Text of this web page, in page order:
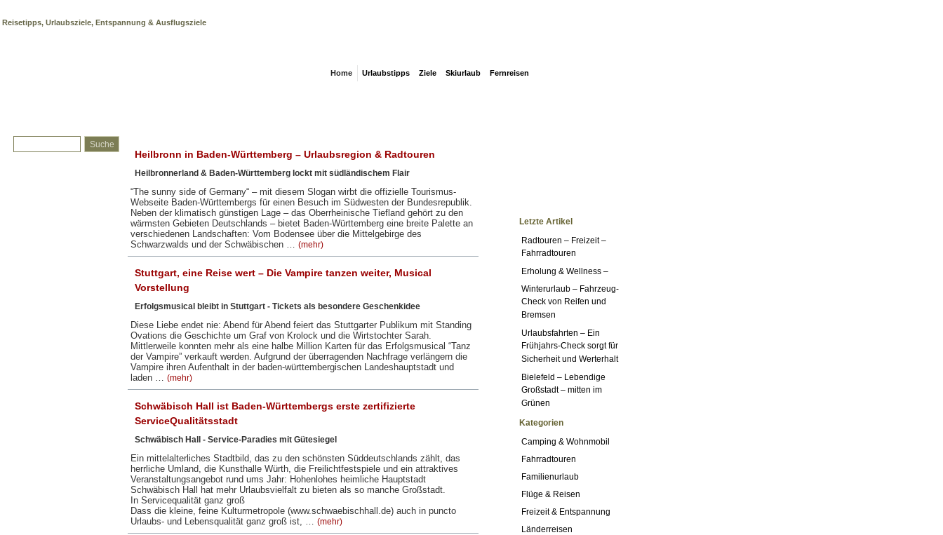
Reisetipps, Urlaubsziele, Entspannung & Ausflugsziele
Home Urlaubstipps Ziele Skiurlaub Fernreisen
Letzte Artikel
Radtouren – Freizeit –
Fahrradtouren
Erholung & Wellness –
Winterurlaub – Fahrzeug-
Check von Reifen und
Bremsen
Urlaubsfahrten – Ein
Frühjahrs-Check sorgt für
Sicherheit und Werterhalt
Bielefeld – Lebendige
Großstadt – mitten im
Grünen
Kategorien
Camping & Wohnmobil
Fahrradtouren
Familienurlaub
Flüge & Reisen
Freizeit & Entspannung
Länderreisen
Heilbronn in Baden-Württemberg – Urlaubsregion & Radtouren
Heilbronnerland & Baden-Württemberg lockt mit südländischem Flair
“The sunny side of Germany“ – mit diesem Slogan wirbt die offizielle Tourismus-
Webseite Baden-Württembergs für einen Besuch im Südwesten der Bundesrepublik.
Neben der klimatisch günstigen Lage – das Oberrheinische Tiefland gehört zu den
wärmsten Gebieten Deutschlands – bietet Baden-Württemberg eine breite Palette an
verschiedenen Landschaften: Vom Bodensee über die Mittelgebirge des
Schwarzwalds und der Schwäbischen … (mehr)
Stuttgart, eine Reise wert – Die Vampire tanzen weiter, Musical
Vorstellung
Erfolgsmusical bleibt in Stuttgart - Tickets als besondere Geschenkidee
Diese Liebe endet nie: Abend für Abend feiert das Stuttgarter Publikum mit Standing
Ovations die Geschichte um Graf von Krolock und die Wirtstochter Sarah.
Mittlerweile konnten mehr als eine halbe Million Karten für das Erfolgsmusical “Tanz
der Vampire” verkauft werden. Aufgrund der überragenden Nachfrage verlängern die
Vampire ihren Aufenthalt in der baden-württembergischen Landeshauptstadt und
laden … (mehr)
Schwäbisch Hall ist Baden-Württembergs erste zertifizierte
ServiceQualitätsstadt
Schwäbisch Hall - Service-Paradies mit Gütesiegel
Ein mittelalterliches Stadtbild, das zu den schönsten Süddeutschlands zählt, das
herrliche Umland, die Kunsthalle Würth, die Freilichtfestspiele und ein attraktives
Veranstaltungsangebot rund ums Jahr: Hohenlohes heimliche Hauptstadt
Schwäbisch Hall hat mehr Urlaubsvielfalt zu bieten als so manche Großstadt.
In Servicequalität ganz groß
Dass die kleine, feine Kulturmetropole (www.schwaebischhall.de) auch in puncto
Urlaubs- und Lebensqualität ganz groß ist, … (mehr)